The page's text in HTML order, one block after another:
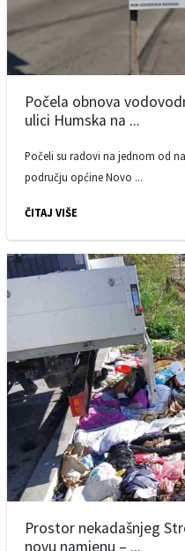
Počela obnova
ulici Humska na ...
Počeli su radovi na jednom od
području općine Novo ...
ČITAJ VIŠE
Prostor nekadašnjeg
novu namjenu – ...